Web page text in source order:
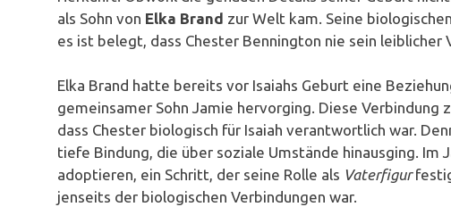
als Sohn von Elka Brand zur Welt kam. Seine
es ist belegt, dass Chester Bennington nie sein leiblicher
Elka Brand hatte bereits vor Isaiahs Geburt eine
gemeinsamer Sohn Jamie hervorging. Diese
dass Chester biologisch für Isaiah verantwortlich war.
tiefe Bindung, die über soziale Umstände hinausging. Im
adoptieren, ein Schritt, der seine Rolle als Vaterfigur
jenseits der biologischen Verbindungen war.